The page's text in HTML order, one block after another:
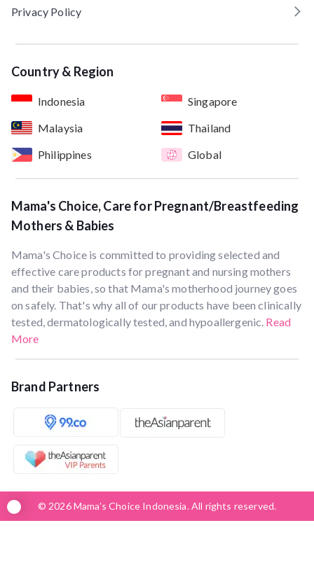
Privacy Policy
Country & Region
Indonesia
Singapore
Malaysia
Thailand
Philippines
Global
Mama's Choice, Care for Pregnant/Breastfeeding
Mothers & Babies
Mama's Choice is committed to providing selected and
effective care products for pregnant and nursing mothers
and their babies, so that Mama's motherhood journey goes
on safely. That's why all of our products have been clinically
tested, dermatologically tested, and hypoallergenic. Read
More
Brand Partners
© 2026 Mama’s Choice Indonesia. All rights reserved.